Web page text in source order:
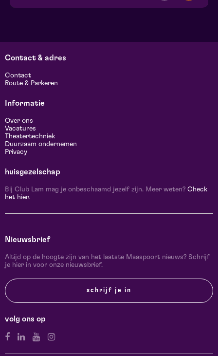
Contact & adres
Contact
Route & Parkeren
Informatie
Over ons
Vacatures
Theatertechniek
Duurzaam ondernemen
Privacy
huisgezelschap
Bij Club Lam mag je onbeschaamd jezelf zijn. Meer weten? Check
het hier.
Nieuwsbrief
Altijd op de hoogte zijn van het laatste Maaspoort nieuws? Schrijf
je hier in voor onze nieuwsbrief.
schrijf je in
volg ons op